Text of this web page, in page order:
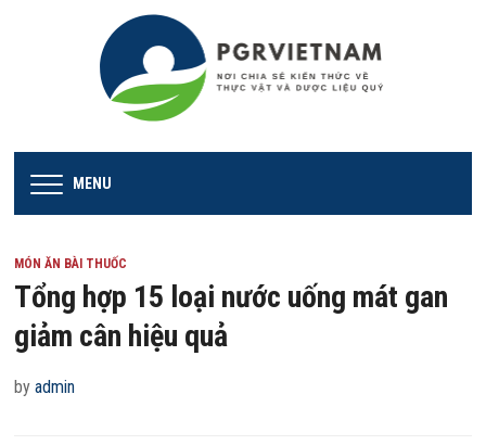
MENU
MÓN ĂN BÀI THUỐC
Tổng hợp 15 loại nước uống mát gan
giảm cân hiệu quả
byadmin